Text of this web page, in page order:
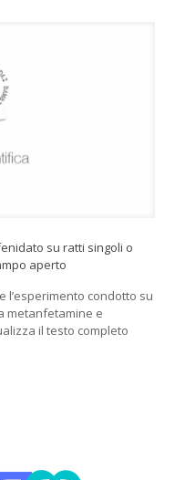
su ratti singoli o
aperto
l’esperimento condotto su
metanfetamine e
il testo completo